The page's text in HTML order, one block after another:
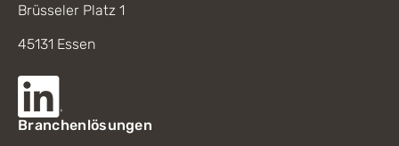
Brüsseler Platz 1
45131 Essen
Branchenlösungen